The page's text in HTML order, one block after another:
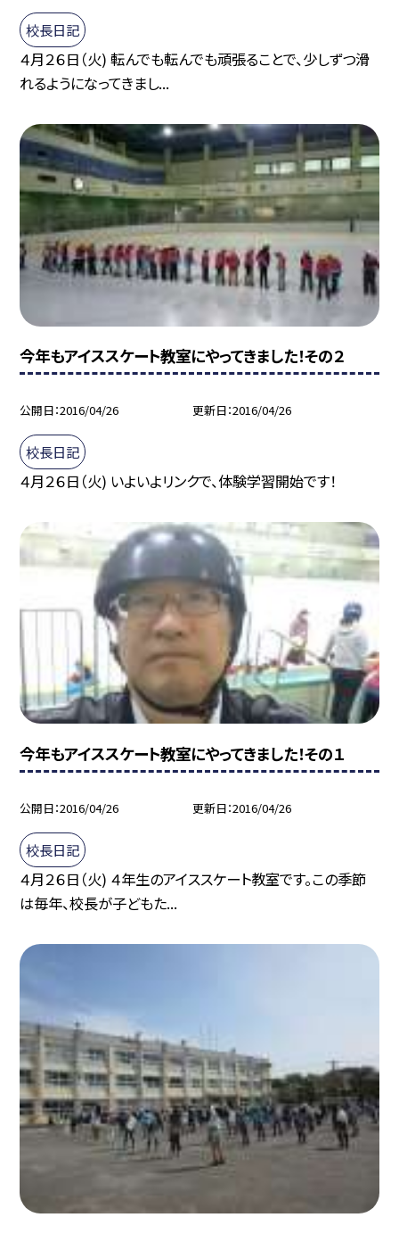
校長日記
４月２６日（火) 転んでも転んでも頑張ることで、少しずつ滑
れるようになってきまし...
今年もアイススケート教室にやってきました！その２
公開日 2016/04/26 更新日 2016/04/26
校長日記
４月２６日（火) いよいよリンクで、体験学習開始です！
今年もアイススケート教室にやってきました！その１
公開日 2016/04/26 更新日 2016/04/26
校長日記
４月２６日（火) ４年生のアイススケート教室です。この季節
は毎年、校長が子どもた...